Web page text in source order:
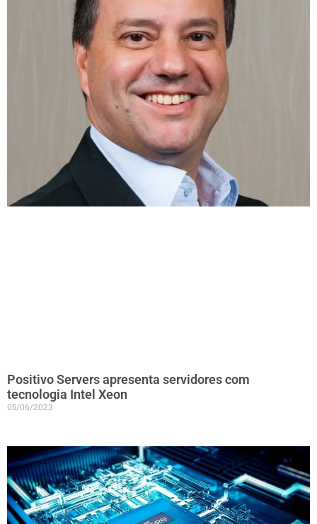
Positivo Servers apresenta servidores com
tecnologia Intel Xeon
05/06/2023